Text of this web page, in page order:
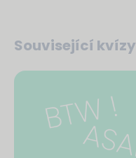
Související kvízy